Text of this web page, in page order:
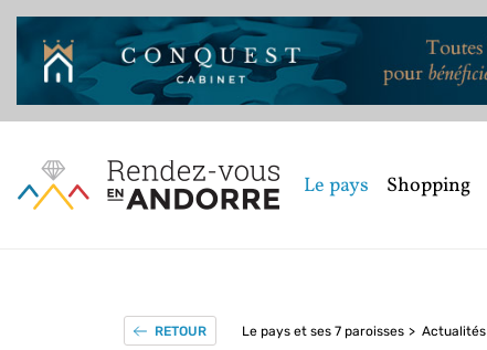
Le pays Shopping
RETOUR Le pays et ses 7 paroisses Actualités